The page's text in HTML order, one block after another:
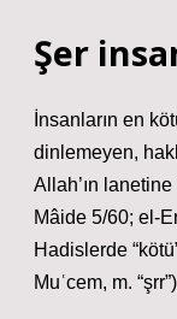
Şer
İnsanların en
dinlemeyen,
Allah’ın
Mâide 5/60; el-
Hadislerde
Muʿcem, m.